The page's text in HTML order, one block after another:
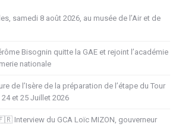
samedi 8 août 2026, au musée de l’Air et de
Bisognin quitte la GAE et rejoint l’académie
nationale
de l’Isère de la préparation de l’étape du Tour
et 25 Juillet 2026
Interview du GCA Loïc MIZON, gouverneur